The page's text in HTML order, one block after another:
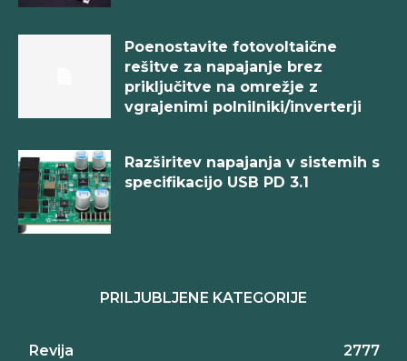
Poenostavite fotovoltaične
rešitve za napajanje brez
priključitve na omrežje z
vgrajenimi polnilniki/inverterji
Razširitev napajanja v sistemih s
specifikacijo USB PD 3.1
PRILJUBLJENE KATEGORIJE
Revija 2777